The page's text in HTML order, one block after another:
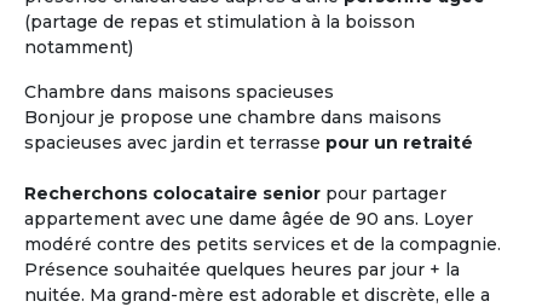
(partage de repas et stimulation à la boisson
notamment)
Chambre dans maisons spacieuses
Bonjour je propose une chambre dans maisons
spacieuses avec jardin et terrasse pour un retraité
Recherchons colocataire senior pour partager
appartement avec une dame âgée de 90 ans. Loyer
modéré contre des petits services et de la compagnie.
Présence souhaitée quelques heures par jour + la
nuitée. Ma grand-mère est adorable et discrète, elle a